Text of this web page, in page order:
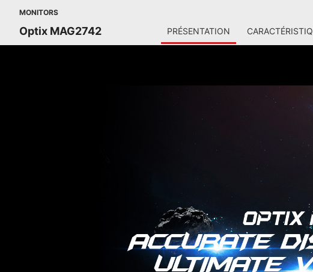
MONITORS
Optix MAG2742 PRÉSENTATION